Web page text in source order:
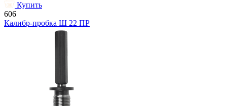
Купить
606
Калибр-пробка Ш 22 ПР